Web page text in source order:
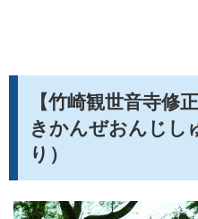
【竹崎観世音寺修
きかんぜおんじし
り）